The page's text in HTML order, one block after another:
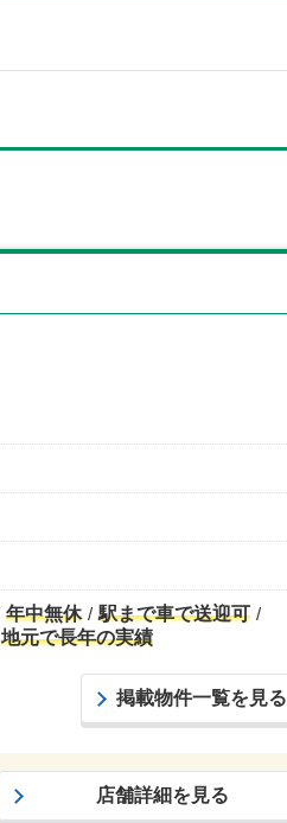
年中無休
駅まで車で送迎可
地元で長年の実績
掲載物件一覧を見る
店舗詳細を見る